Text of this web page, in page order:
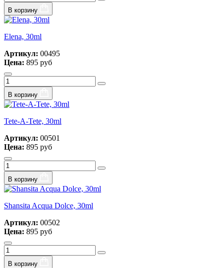
В корзину
Elena, 30ml
Артикул: 00495
Цена: 895 руб
В корзину
Tete-A-Tete, 30ml
Артикул: 00501
Цена: 895 руб
В корзину
Shansita Acqua Dolce, 30ml
Артикул: 00502
Цена: 895 руб
В корзину